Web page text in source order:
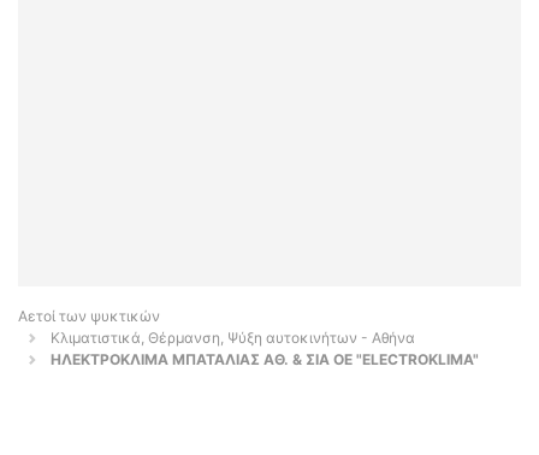
Αετοί των ψυκτικών
Κλιματιστικά, Θέρμανση, Ψύξη αυτοκινήτων - Αθήνα
ΗΛΕΚΤΡΟΚΛΙΜΑ ΜΠΑΤΑΛΙΑΣ ΑΘ. & ΣΙΑ ΟΕ "ELECTROKLIMA"